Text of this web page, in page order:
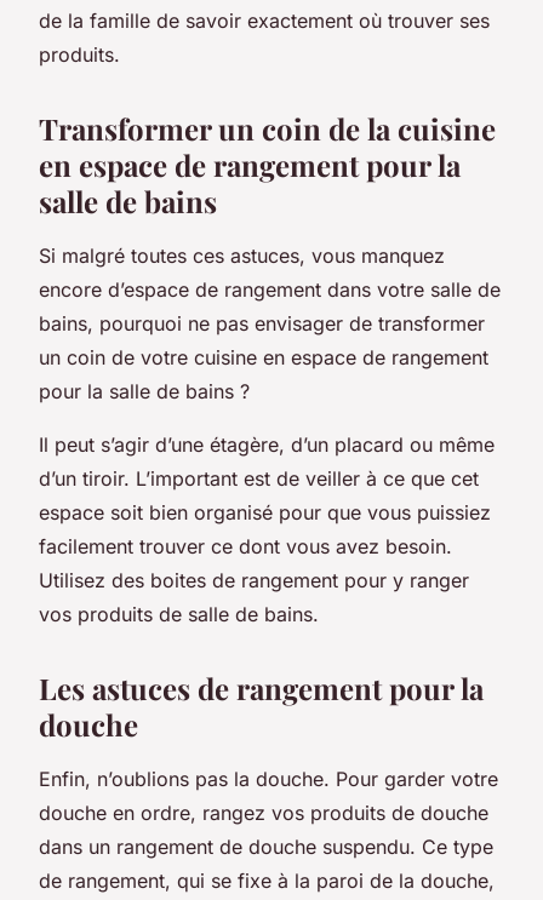
de la famille de savoir exactement où trouver ses
produits.
Transformer un coin de la cuisine
en espace de rangement pour la
salle de bains
Si malgré toutes ces astuces, vous manquez
encore d’espace de rangement dans votre salle de
bains, pourquoi ne pas envisager de transformer
un coin de votre cuisine en espace de rangement
pour la salle de bains ?
Il peut s’agir d’une étagère, d’un placard ou même
d’un tiroir. L’important est de veiller à ce que cet
espace soit bien organisé pour que vous puissiez
facilement trouver ce dont vous avez besoin.
Utilisez des boites de rangement pour y ranger
vos produits de salle de bains.
Les astuces de rangement pour la
douche
Enfin, n’oublions pas la douche. Pour garder votre
douche en ordre, rangez vos produits de douche
dans un rangement de douche suspendu. Ce type
de rangement, qui se fixe à la paroi de la douche,